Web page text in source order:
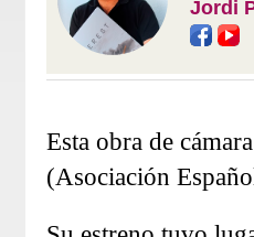
Jordi
Esta obra de
(Asociación